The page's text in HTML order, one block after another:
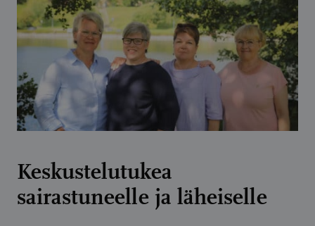
Keskustelutukea
sairastuneelle ja läheiselle